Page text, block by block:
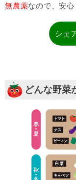
無農薬なので、安心
シェ
どんな野菜